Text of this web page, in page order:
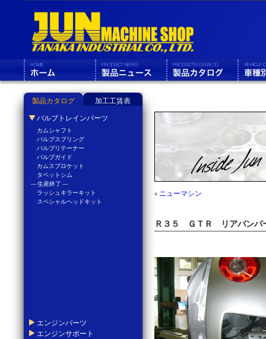
« ニューマシン
Ｒ３５ ＧＴＲ リアバンパ
製品カタログ 加工工賃表
バルブトレインパーツ
カムシャフト
バルブスプリング
バルブリテーナー
バルブガイド
カムスプロケット
タペットシム
--- 生産終了 ---
ラッシュキラーキット
スペシャルヘッドキット
エンジンパーツ
エンジンサポート